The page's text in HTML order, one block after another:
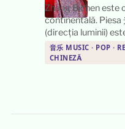
Zhang Bichen este
continentală. Piesa
(direcția luminii)
音乐 MUSIC · POP ·
CHINEZĂ